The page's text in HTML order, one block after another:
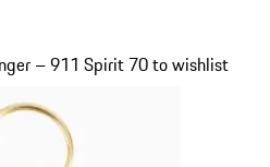
– 911 Spirit 70 to wishlist